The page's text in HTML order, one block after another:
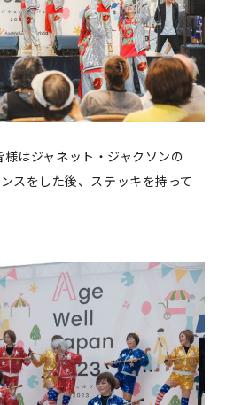
はジャネット・ジャクソンの
スをした後、ステッキを持って